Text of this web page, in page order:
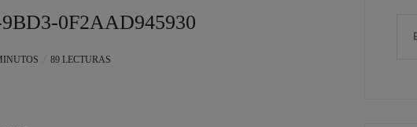
0F2AAD945930
89 LECTURAS